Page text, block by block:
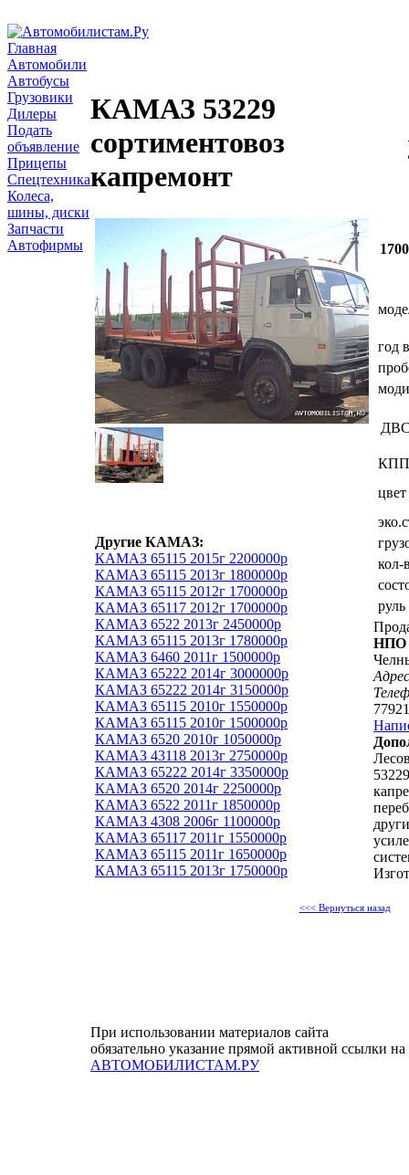
Главная
Автомобили
Автобусы
Грузовики
Дилеры
Подать
объявление
Прицепы
Спецтехника
Колеса,
шины, диски
Запчасти
Автофирмы
КАМАЗ 53229
сортиментовоз
капремонт
Другие КАМАЗ:
КАМАЗ 65115 2015г 2200000р
КАМАЗ 65115 2013г 1800000р
КАМАЗ 65115 2012г 1700000р
КАМАЗ 65117 2012г 1700000р
КАМАЗ 6522 2013г 2450000р
КАМАЗ 65115 2013г 1780000р
КАМАЗ 6460 2011г 1500000р
КАМАЗ 65222 2014г 3000000р
КАМАЗ 65222 2014г 3150000р
КАМАЗ 65115 2010г 1550000р
КАМАЗ 65115 2010г 1500000р
КАМАЗ 6520 2010г 1050000р
КАМАЗ 43118 2013г 2750000р
КАМАЗ 65222 2014г 3350000р
КАМАЗ 6520 2014г 2250000р
КАМАЗ 6522 2011г 1850000р
КАМАЗ 4308 2006г 1100000р
КАМАЗ 65117 2011г 1550000р
КАМАЗ 65115 2011г 1650000р
КАМАЗ 65115 2013г 1750000р
год
КПП
цвет
кол-
руль
НПО
<<< Вернуться назад
При использовании материалов сайта
обязательно указание прямой активной ссылки на
АВТОМОБИЛИСТАМ.РУ